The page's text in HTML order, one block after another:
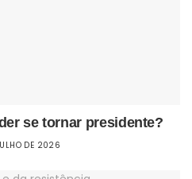
se tornar presidente?
DE 2026